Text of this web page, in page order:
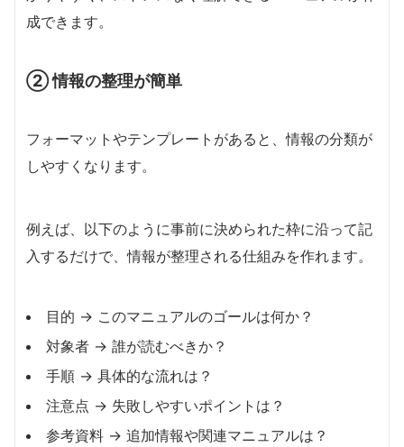
成できます。
② 情報の整理が簡単
フォーマットやテンプレートがあると、情報の分類が
しやすくなります。
例えば、以下のように事前に決められた枠に沿って記
入するだけで、情報が整理される仕組みを作れます。
目的 → このマニュアルのゴールは何か？
対象者 → 誰が読むべきか？
手順 → 具体的な流れは？
注意点 → 失敗しやすいポイントは？
参考資料 → 追加情報や関連マニュアルは？